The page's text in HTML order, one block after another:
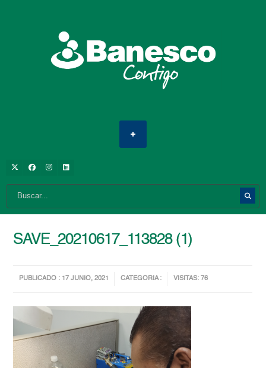
SAVE_20210617_113828 (1)
PUBLICADO : 17 JUNIO, 2021 CATEGORIA : VISITAS: 76